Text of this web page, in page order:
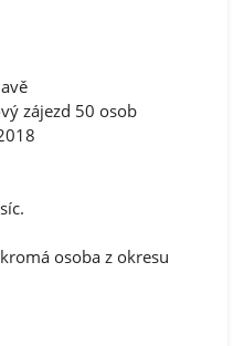
zájezd 50 osob
osoba z okresu